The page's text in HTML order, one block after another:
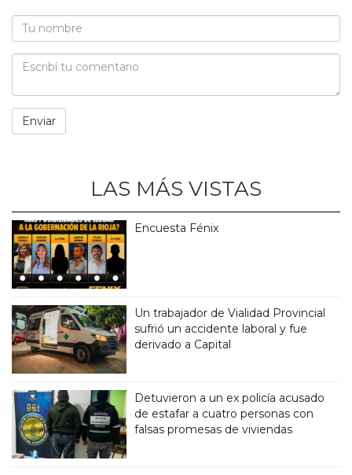
LAS MÁS VISTAS
Encuesta Fénix
Un trabajador de Vialidad Provincial
sufrió un accidente laboral y fue
derivado a Capital
Detuvieron a un ex policía acusado
de estafar a cuatro personas con
falsas promesas de viviendas